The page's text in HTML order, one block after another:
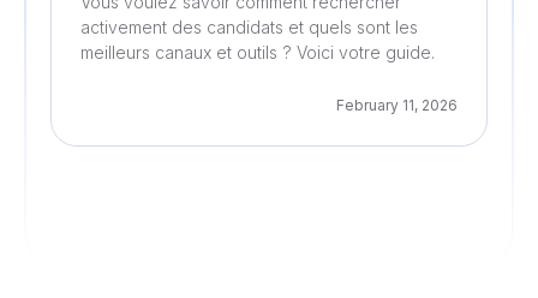
activement des candidats et quels sont les
meilleurs canaux et outils ? Voici votre guide.
February 11, 2026